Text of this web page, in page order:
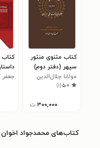
کتاب مثنوی منثور
سپهر (دفتر دوم)
مولانا جلال‌الدین
محمد بلخی مولوی
۵٫۰(۱)
۳۰۰,۰۰۰ ت
کتاب
جعفر
کتاب‌های محمدجواد اخوان